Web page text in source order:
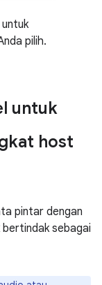
pilih.
untuk
host
pintar dengan
bertindak sebagai